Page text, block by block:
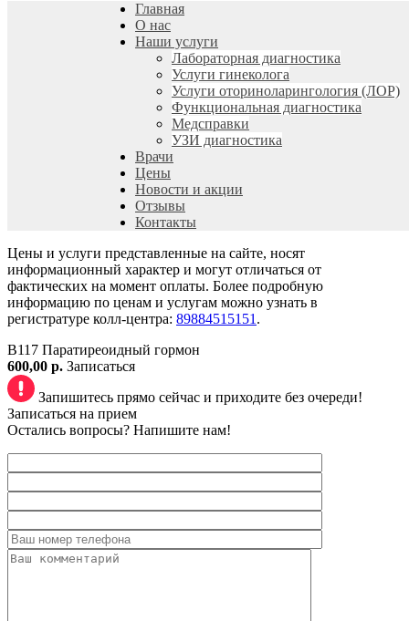
Главная
О нас
Наши услуги
Лабораторная диагностика
Услуги гинеколога
Услуги оториноларингология (ЛОР)
Функциональная диагностика
Медсправки
УЗИ диагностика
Врачи
Цены
Новости и акции
Отзывы
Контакты
Цены и услуги представленные на сайте, носят
информационный характер и могут отличаться от
фактических на момент оплаты. Более подробную
информацию по ценам и услугам можно узнать в
регистратуре колл-центра: 89884515151 .
B117 Паратиреоидный гормон
600,00 р. Записаться
Запишитесь прямо сейчас и приходите без очереди!
Записаться на прием
Остались вопросы? Напишите нам!